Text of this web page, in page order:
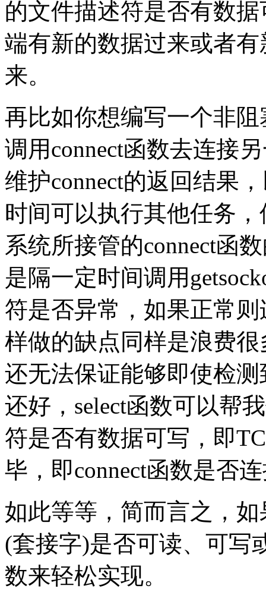
的文件描述符是否有数
端有新的数据过来或者
来。
再比如你想编写一个非
调用connect函数去连接
维护connect的返回结果
时间可以执行其他任务
系统所接管的connect函
是隔一定时间调用
符是否异常，如果正常
样做的缺点同样是浪费
还无法保证能够即使检
还好，select函数可以帮
符是否有数据可写，即
毕，即connect函数是否
如此等等，简而言之，
(套接字)是否可读、可写
数来轻松实现。